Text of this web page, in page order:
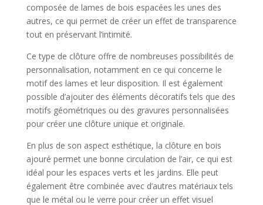
composée de lames de bois espacées les unes des
autres, ce qui permet de créer un effet de transparence
tout en préservant l’intimité.
Ce type de clôture offre de nombreuses possibilités de
personnalisation, notamment en ce qui concerne le
motif des lames et leur disposition. Il est également
possible d’ajouter des éléments décoratifs tels que des
motifs géométriques ou des gravures personnalisées
pour créer une clôture unique et originale.
En plus de son aspect esthétique, la clôture en bois
ajouré permet une bonne circulation de l’air, ce qui est
idéal pour les espaces verts et les jardins. Elle peut
également être combinée avec d’autres matériaux tels
que le métal ou le verre pour créer un effet visuel